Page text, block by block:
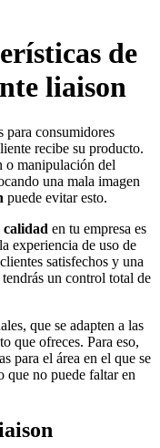
de
liaison
para consumidores
recibe su producto.
o manipulación del
una mala imagen
puede evitar esto.
calidad en tu empresa es
experiencia de uso de
satisfechos y una
un control total de
que se adapten a las
que ofreces. Para eso,
para el área en el que se
que no puede faltar en